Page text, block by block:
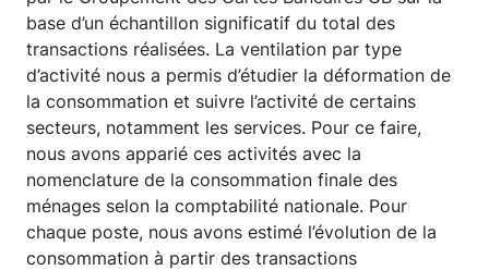
base d’un échantillon significatif du total des
transactions réalisées. La ventilation par type
d’activité nous a permis d’étudier la déformation de
la consommation et suivre l’activité de certains
secteurs, notamment les services. Pour ce faire,
nous avons apparié ces activités avec la
nomenclature de la consommation finale des
ménages selon la comptabilité nationale. Pour
chaque poste, nous avons estimé l’évolution de la
consommation à partir des transactions